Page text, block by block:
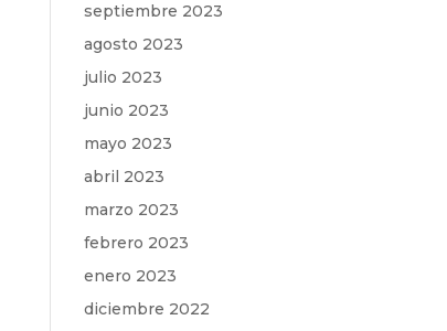
septiembre 2023
agosto 2023
julio 2023
junio 2023
mayo 2023
abril 2023
marzo 2023
febrero 2023
enero 2023
diciembre 2022